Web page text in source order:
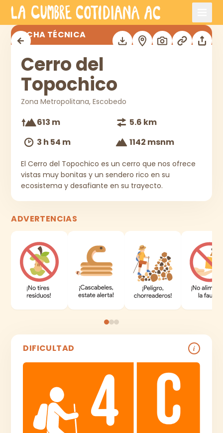
Saltar al contenido principal
Cerro del Topochico
FICHA TÉCNICA
Cerro del
Topochico
Zona Metropolitana, Escobedo
613 m
5.6 km
3 h 54 m
1142 msnm
El Cerro del Topochico es un cerro que nos ofrece
vistas muy bonitas y un sendero rico en su
ecosistema y desafiante en su trayecto.
ADVERTENCIAS
DIFICULTAD i